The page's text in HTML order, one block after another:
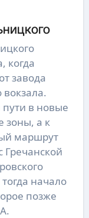
когда
завода
в новые
а к
маршрут
Гречанской
начало
позже